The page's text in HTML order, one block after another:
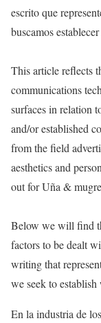
escrito que
buscamos
This article reflects
communications
surfaces in relation
and/or established
from the field
aesthetics and
out for Uña &
Below we will find
factors to be dealt
writing that
we seek to
En la industria de